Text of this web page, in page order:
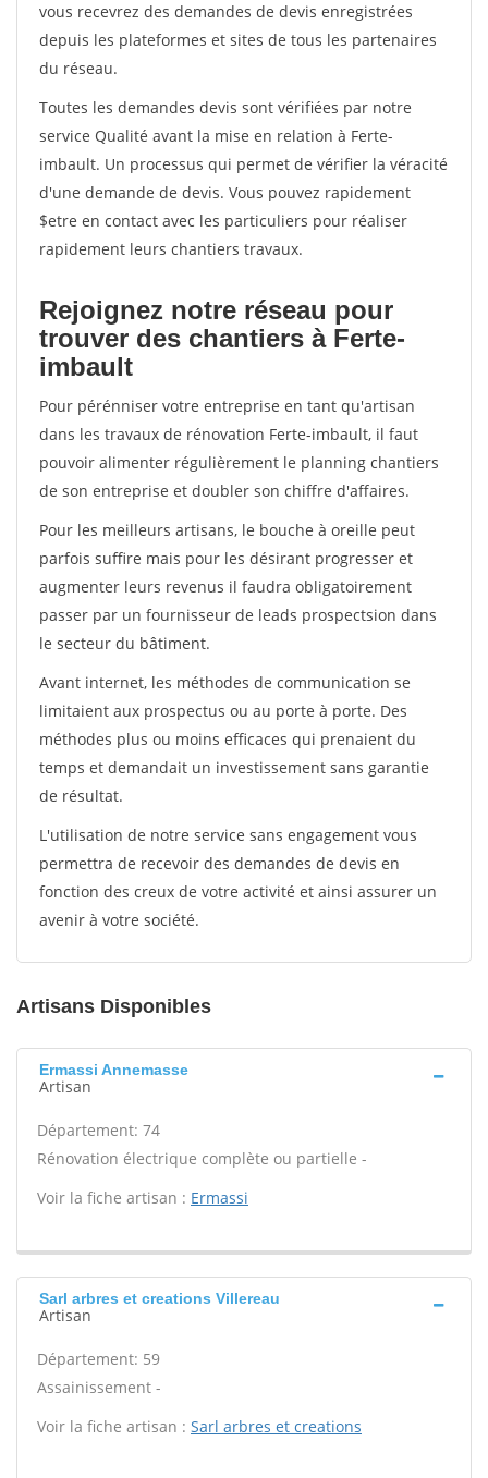
vous recevrez des demandes de devis enregistrées
depuis les plateformes et sites de tous les partenaires
du réseau.
Toutes les demandes devis sont vérifiées par notre
service Qualité avant la mise en relation à Ferte-
imbault. Un processus qui permet de vérifier la véracité
d'une demande de devis. Vous pouvez rapidement
$etre en contact avec les particuliers pour réaliser
rapidement leurs chantiers travaux.
Rejoignez notre réseau pour
trouver des chantiers à Ferte-
imbault
Pour pérénniser votre entreprise en tant qu'artisan
dans les travaux de rénovation Ferte-imbault, il faut
pouvoir alimenter régulièrement le planning chantiers
de son entreprise et doubler son chiffre d'affaires.
Pour les meilleurs artisans, le bouche à oreille peut
parfois suffire mais pour les désirant progresser et
augmenter leurs revenus il faudra obligatoirement
passer par un fournisseur de leads prospectsion dans
le secteur du bâtiment.
Avant internet, les méthodes de communication se
limitaient aux prospectus ou au porte à porte. Des
méthodes plus ou moins efficaces qui prenaient du
temps et demandait un investissement sans garantie
de résultat.
L'utilisation de notre service sans engagement vous
permettra de recevoir des demandes de devis en
fonction des creux de votre activité et ainsi assurer un
avenir à votre société.
Artisans Disponibles
Ermassi Annemasse
Artisan
Département: 74
Rénovation électrique complète ou partielle -
Voir la fiche artisan : Ermassi
Sarl arbres et creations Villereau
Artisan
Département: 59
Assainissement -
Voir la fiche artisan : Sarl arbres et creations